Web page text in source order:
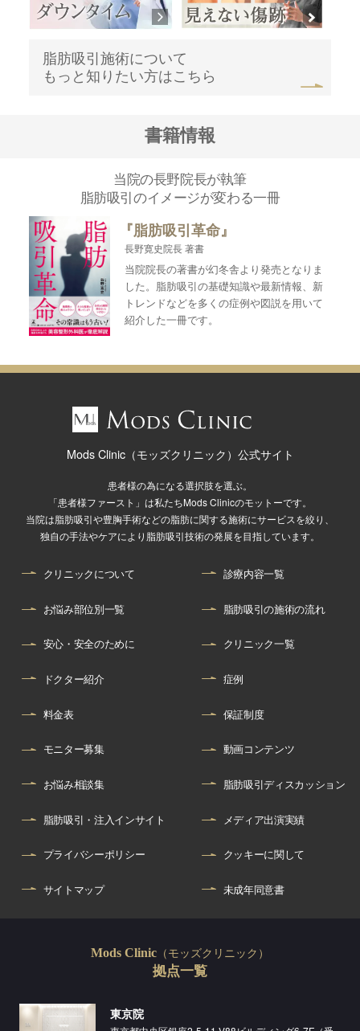
脂肪吸引施術について
もっと知りたい方はこちら
書籍情報
当院の長野院長が執筆
脂肪吸引のイメージが変わる一冊
『脂肪吸引革命』
長野寛史院長 著書
当院院長の著書が幻冬舎より発売となりま
した。脂肪吸引の基礎知識や最新情報、新
トレンドなどを多くの症例や図説を用いて
紹介した一冊です。
Mods Clinic（モッズクリニック）公式サイト
患者様の為になる選択肢を選ぶ。
「患者様ファースト」は私たちMods Clinicのモットーです。
当院は脂肪吸引や豊胸手術などの脂肪に関する施術にサービスを絞り、
独自の手法やケアにより脂肪吸引技術の発展を目指しています。
クリニックについて 診療内容一覧
お悩み部位別一覧 脂肪吸引の施術の流れ
安心・安全のために クリニック一覧
ドクター紹介 症例
料金表 保証制度
モニター募集 動画コンテンツ
お悩み相談集 脂肪吸引ディスカッション
脂肪吸引・注入インサイト メディア出演実績
プライバシーポリシー クッキーに関して
サイトマップ 未成年同意書
Mods Clinic （モッズクリニック）
拠点一覧
東京院